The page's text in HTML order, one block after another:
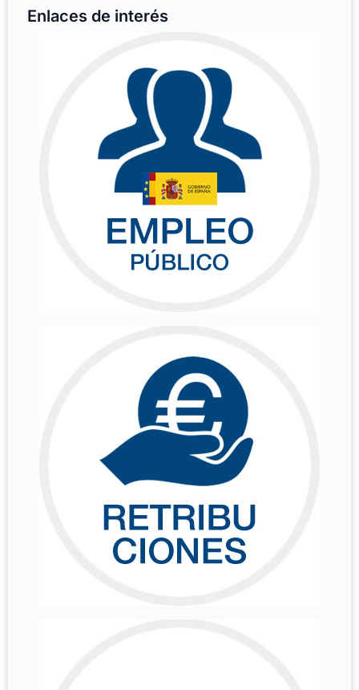
Enlaces de interés